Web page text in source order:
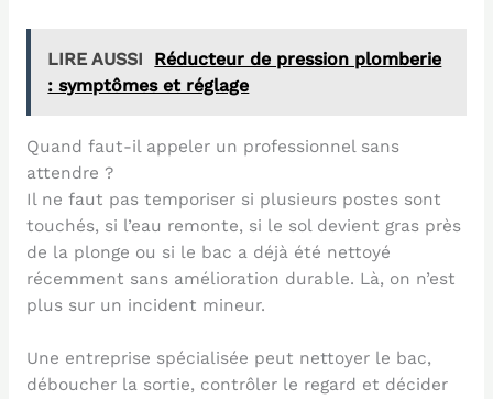
LIRE AUSSI
Réducteur de pression plomberie
: symptômes et réglage
Quand faut-il appeler un professionnel sans
attendre ?
Il ne faut pas temporiser si plusieurs postes sont
touchés, si l’eau remonte, si le sol devient gras près
de la plonge ou si le bac a déjà été nettoyé
récemment sans amélioration durable. Là, on n’est
plus sur un incident mineur.
Une entreprise spécialisée peut nettoyer le bac,
déboucher la sortie, contrôler le regard et décider